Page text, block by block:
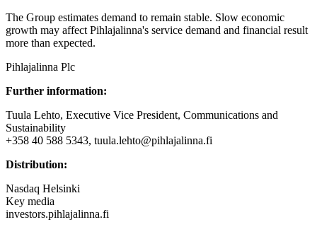
The Group estimates demand to remain stable. Slow economic
growth may affect Pihlajalinna's service demand and financial result
more than expected.
Pihlajalinna Plc
Further information:
Tuula Lehto, Executive Vice President, Communications and
Sustainability
+358 40 588 5343, tuula.lehto@pihlajalinna.fi
Distribution:
Nasdaq Helsinki
Key media
investors.pihlajalinna.fi